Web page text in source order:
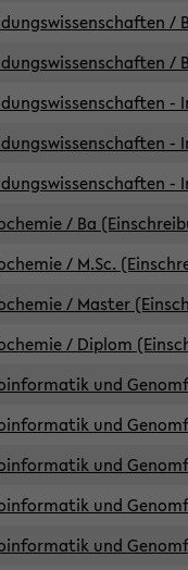
/
/
-
-
-
/ Ba
/ M.Sc.
/ Master
/ Diplom
und
und
und
und
und